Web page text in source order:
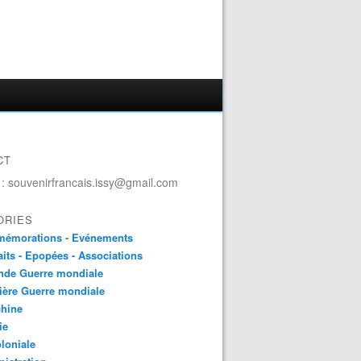
souvenirfrancais.issy@gmail.com
- Evénements
- Epopées - Associations
Guerre mondiale
Guerre mondiale